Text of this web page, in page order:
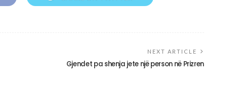
NEXT ARTICLE
Gjendet pa shenja jete një person në Prizren